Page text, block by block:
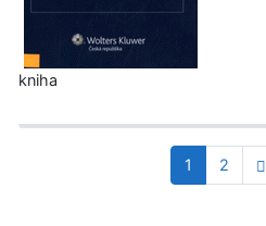
kniha
1 2